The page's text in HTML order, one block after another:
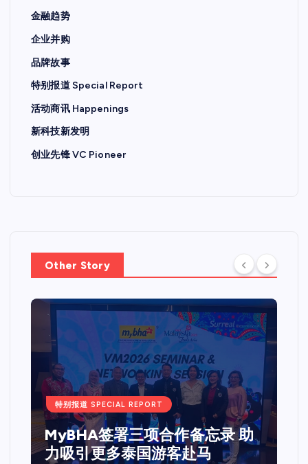
金融趋势
企业并购
品牌故事
特别报道 Special Report
活动商讯 Happenings
新科技新发明
创业先锋 VC Pioneer
Other Story
特别报道 SPECIAL REPORT
Web 3.0 + IPO Summit吉隆坡
站圆满落幕国际重量级嘉宾齐聚
马来西亚 共探Web3、资本市场
与企业未来发展新机遇